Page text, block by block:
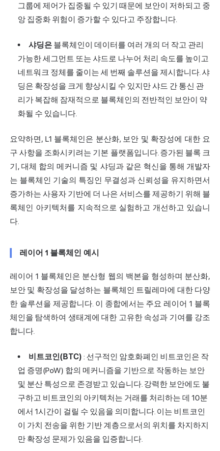
그룹에 제어가 집중될 수 있기 때문에 보안이 저하되고 중
앙 집중화 위험이 증가할 수 있다고 주장합니다.
샤딩은 블록체인이 데이터를 여러 개의 더 작고 관리
가능한 세그먼트 또는 샤드로 나누어 처리 속도를 높이고
네트워크 정체를 줄이는 세 번째 솔루션을 제시합니다. 샤
딩은 확장성을 크게 향상시킬 수 있지만 샤드 간 통신 관
리가 복잡해 잠재적으로 블록체인의 전반적인 보안이 약
화될 수 있습니다.
요약하면, L1 블록체인은 분산화, 보안 및 확장성에 대한 요
구 사항을 조화시키려는 기본 플랫폼입니다. 증가된 블록 크
기, 대체 합의 메커니즘 및 샤딩과 같은 혁신을 통해 개발자
는 블록체인 기술의 특징인 무결성과 신뢰성을 유지하면서
증가하는 사용자 기반에 더 나은 서비스를 제공하기 위해 블
록체인 아키텍처를 지속적으로 실험하고 개선하고 있습니
다.
레이어 1 블록체인 예시
레이어 1 블록체인은 분산형 웹의 백본을 형성하며 분산화,
보안 및 확장성을 달성하는 블록체인 트릴레마에 대한 다양
한 솔루션을 제공합니다. 이 종합에서는 주요 레이어 1 블록
체인을 탐색하여 생태계에 대한 고유한 속성과 기여를 강조
합니다.
비트코인(BTC) : 선구적인 암호화폐인 비트코인은 작
업 증명(PoW) 합의 메커니즘을 기반으로 작동하는 보안
및 분산 특성으로 존경받고 있습니다. 강력한 보안에도 불
구하고 비트코인의 아키텍처는 거래를 처리하는 데 10분
에서 1시간이 걸릴 수 있음을 의미합니다. 이는 비트코인
이 가치 전송을 위한 기반 계층으로서의 위치를 차지하지
만 확장성 문제가 있음을 입증합니다.